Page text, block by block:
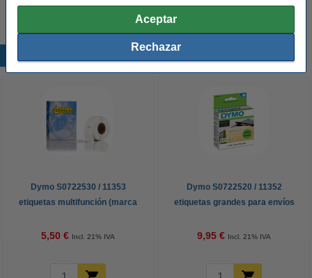
Aceptar
Rechazar
Dymo S0722530 / 11353
etiquetas multifunción (marca
5,50 € Incl. 21% IVA
Dymo S0722520 / 11352
etiquetas grandes para envíos
9,95 € Incl. 21% IVA